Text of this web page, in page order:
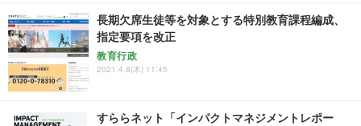
長期欠席生徒等を対象とする特別教育課程編成、
指定要項を改正
教育行政
2021.4.8(木) 11:45
すららネット「インパクトマネジメントレポー